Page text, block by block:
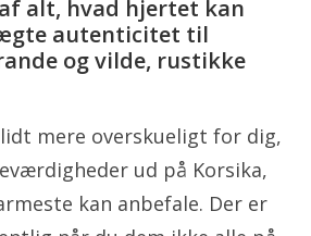
alt, hvad hjertet kan
autenticitet til
og vilde, rustikke
mere overskueligt for dig,
ud på Korsika,
kan anbefale. Der er